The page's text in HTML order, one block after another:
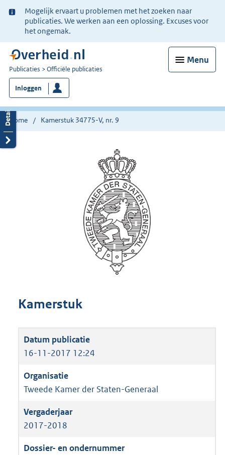
Ter
informatie:
Mogelijk ervaart u problemen met het zoeken naar
publicaties. We werken aan een oplossing. Excuses voor
het ongemak.
Menu
U
bent
nu
hier:
Publicaties Officiële publicaties
Inloggen
Home Kamerstuk 34775-V, nr. 9
Kamerstuk
16-11-2017 12:24
Tweede Kamer der Staten-Generaal
2017-2018